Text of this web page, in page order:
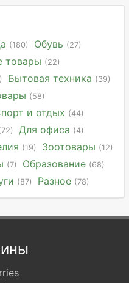
(180) Обувь (27)
товары (22)
Бытовая техника (39)
(58)
и отдых (44)
Для офиса (4)
(19) Зоотовары (12)
(7) Образование (68)
(87) Разное (78)